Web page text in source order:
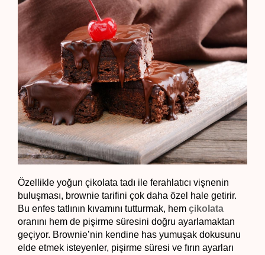
Özellikle yoğun çikolata tadı ile ferahlatıcı vişnenin
buluşması, brownie tarifini çok daha özel hale getirir.
Bu enfes tatlının kıvamını tutturmak, hem çikolata
oranını hem de pişirme süresini doğru ayarlamaktan
geçiyor. Brownie’nin kendine has yumuşak dokusunu
elde etmek isteyenler, pişirme süresi ve fırın ayarları